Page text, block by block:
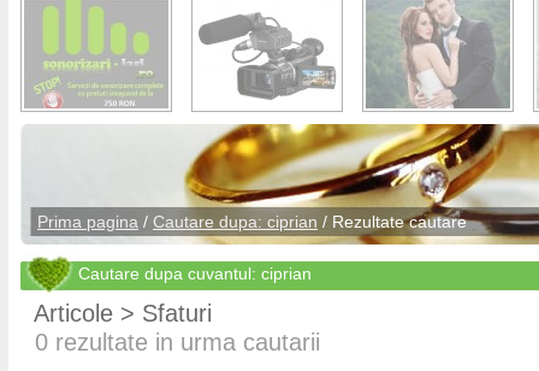
Prima pagina / Cautare dupa: ciprian / Rezultate cautare
Cautare dupa cuvantul: ciprian
Articole > Sfaturi
0 rezultate in urma cautarii